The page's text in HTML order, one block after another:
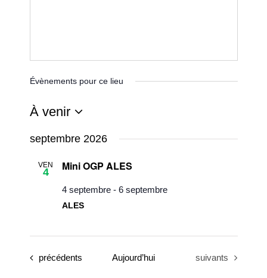
Évènements pour ce lieu
À venir
Sélectionnez
date.
septembre 2026
VEN
4 Mini OGP ALES
4 septembre- 6 septembre
ALES
Évènements
précédents Aujourd’hui Évènements
suivants